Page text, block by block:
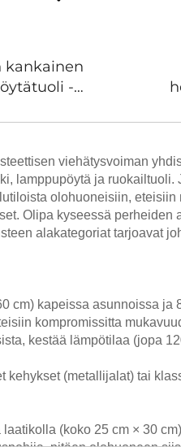
kankainen
-
karkaistu
kevyen
tyylin malli
viehätysvoiman
lamppupöytä ja ruokailtuoli.
olohuoneisiin,
Olipa kyseessä perheiden
alakategoriat tarjoavat
cm) kapeissa asunnoissa ja
kompromissitta
kestää lämpötilaa (jopa
(metallijalat) tai
(koko 25 cm × 30